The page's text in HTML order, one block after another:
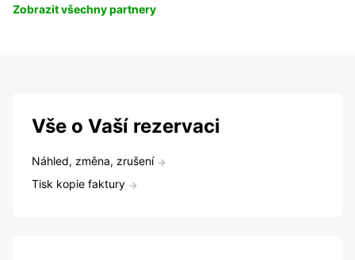
Zobrazit všechny partnery
Vše o Vaší rezervaci
Náhled, změna, zrušení
Tisk kopie faktury